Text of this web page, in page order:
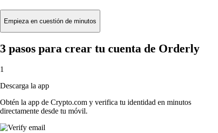
Empieza en cuestión de minutos
3 pasos para crear tu cuenta de Orderly
1
Descarga la app
Obtén la app de Crypto.com y verifica tu identidad en minutos
directamente desde tu móvil.